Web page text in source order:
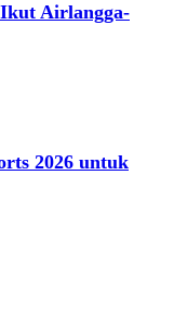
Airlangga-
2026 untuk